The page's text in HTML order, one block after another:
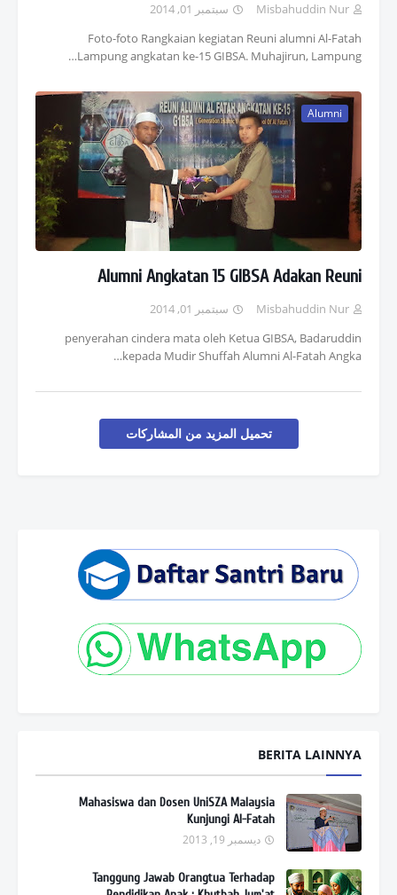
Misbahuddin Nur
سبتمبر 01, 2014
Foto-foto Rangkaian kegiatan Reuni alumni Al-Fatah
Lampung angkatan ke-15 GIBSA. Muhajirun, Lampung…
Alumni
Alumni Angkatan 15 GIBSA Adakan Reuni
Misbahuddin Nur
سبتمبر 01, 2014
penyerahan cindera mata oleh Ketua GIBSA, Badaruddin
kepada Mudir Shuffah Alumni Al-Fatah Angka…
تحميل المزيد من المشاركات
BERITA LAINNYA
Mahasiswa dan Dosen UniSZA Malaysia
Kunjungi Al-Fatah
ديسمبر 19, 2013
Tanggung Jawab Orangtua Terhadap